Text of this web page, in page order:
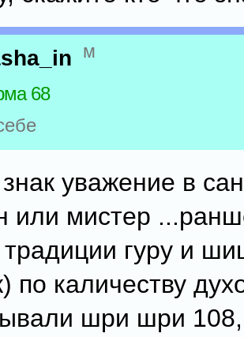
м
68
уважение в
или мистер
традиции гуру и
по каличеству
шри шри